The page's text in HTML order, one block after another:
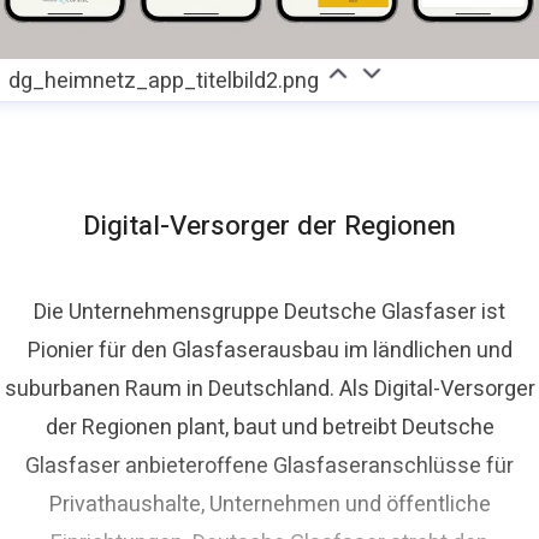
dg_heimnetz_app_titelbild2.png
Digital-Versorger der Regionen
Die Unternehmensgruppe Deutsche Glasfaser ist
Pionier für den Glasfaserausbau im ländlichen und
suburbanen Raum in Deutschland. Als Digital-Versorger
der Regionen plant, baut und betreibt Deutsche
Glasfaser anbieteroffene Glasfaseranschlüsse für
Privathaushalte, Unternehmen und öffentliche